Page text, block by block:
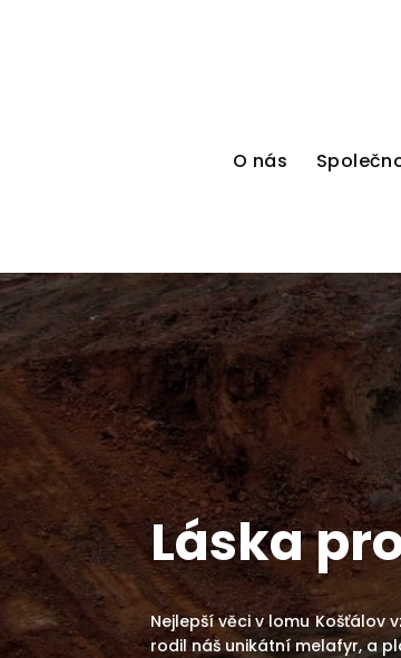
O nás
Láska
Nejlepší věci v lomu Košťálov
rodil náš unikátní melafyr, a